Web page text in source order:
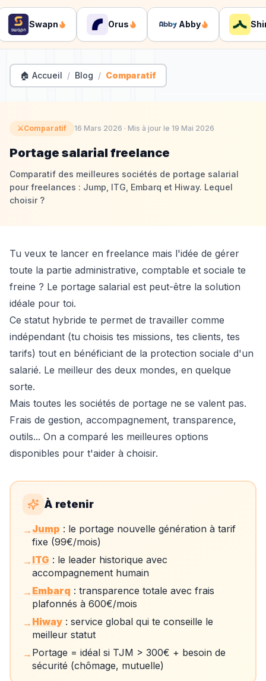
Swapn Orus Abby Shine
🏠 Accueil / Blog / Comparatif
⚔️Comparatif 16 Mars 2026 · Mis à jour le 19 Mai 2026
Portage salarial freelance
Comparatif des meilleures sociétés de portage salarial
pour freelances : Jump, ITG, Embarq et Hiway. Lequel
choisir ?
Tu veux te lancer en freelance mais l'idée de gérer
toute la partie administrative, comptable et sociale te
freine ? Le portage salarial est peut-être la solution
idéale pour toi.
Ce statut hybride te permet de travailler comme
indépendant (tu choisis tes missions, tes clients, tes
tarifs) tout en bénéficiant de la protection sociale d'un
salarié. Le meilleur des deux mondes, en quelque
sorte.
Mais toutes les sociétés de portage ne se valent pas.
Frais de gestion, accompagnement, transparence,
outils... On a comparé les meilleures options
disponibles pour t'aider à choisir.
À retenir
→ Jump : le portage nouvelle génération à tarif
fixe (99€/mois)
→ ITG : le leader historique avec
accompagnement humain
→ Embarq : transparence totale avec frais
plafonnés à 600€/mois
→ Hiway : service global qui te conseille le
meilleur statut
→ Portage = idéal si TJM > 300€ + besoin de
sécurité (chômage, mutuelle)